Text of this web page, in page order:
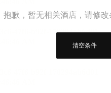
抱歉，暂无相关酒店，请修
清空条件